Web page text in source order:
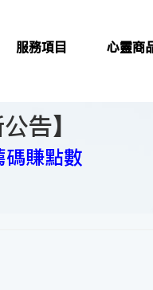
服務項目 心靈商
告】
賺點數